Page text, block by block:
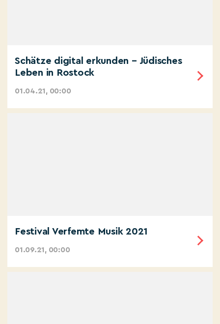
Schätze digital erkunden – Jüdisches
Leben in Rostock
01.04.21, 00:00
Festival Verfemte Musik 2021
01.09.21, 00:00